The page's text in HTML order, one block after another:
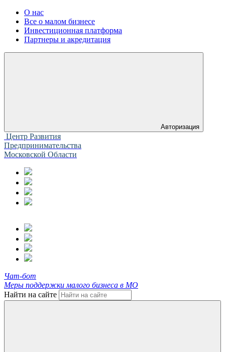
О нас
Все о малом бизнесе
Инвестиционная платформа
Партнеры и акредитация
Авторизация
Центр Развития
Предпринимательства
Московской Области
Чат-бот
Меры поддержки малого бизнеса в МО
Найти на сайте